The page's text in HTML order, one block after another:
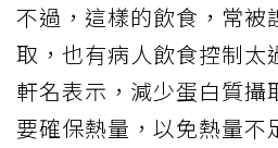
不過，這樣的飲食，常被
取，也有病人飲食控制太
軒名表示，減少蛋白質攝
要確保熱量，以免熱量不